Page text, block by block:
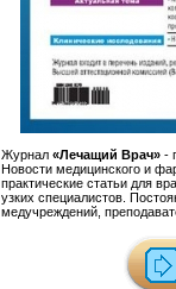
Журнал «Лечащий Врач» -
Новости медицинского и
практические статьи для
узких специалистов.
медучреждений,